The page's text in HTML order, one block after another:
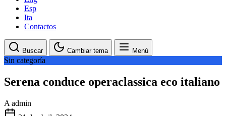
Esp
Ita
Contactos
Buscar Cambiar tema Menú
Sin categoría
Serena conduce operaclassica eco italiano
A admin